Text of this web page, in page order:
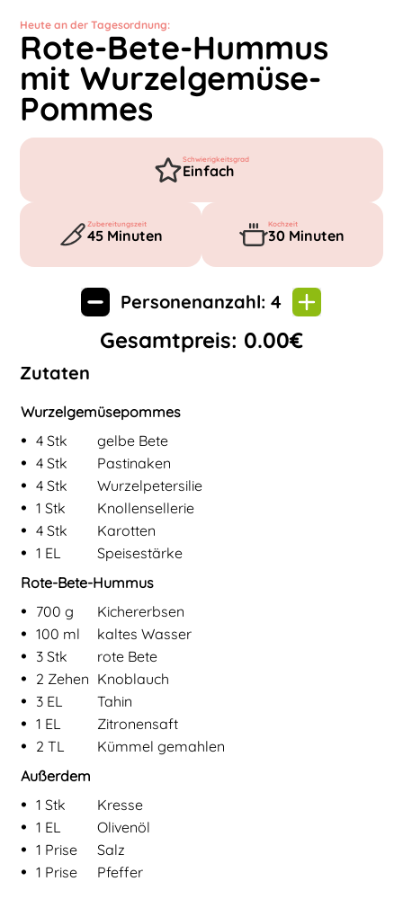
Heute an der Tagesordnung:
Rote-Bete-Hummus
mit Wurzelgemüse-
Pommes
Schwierigkeitsgrad
Einfach
Zubereitungszeit
45 Minuten
Kochzeit
30 Minuten
Personenanzahl:4
Gesamtpreis: 0.00€
Zutaten
Zutaten für Rote-Bete-Hummus mit Wurzelgemüse-
Wurzelgemüsepommes
• 4 Stk gelbe Bete
• 4 Stk Pastinaken
• 4 Stk Wurzelpetersilie
• 1 Stk Knollensellerie
• 4 Stk Karotten
• 1 EL
Speisestärke
Rote-Bete-Hummus
• 700 g Kichererbsen
• 100 ml kaltes Wasser
• 3 Stk rote Bete
• 2 Zehen Knoblauch
• 3 EL Tahin
• 1 EL Zitronensaft
• 2 TL
Kümmel gemahlen
Außerdem
• 1 Stk Kresse
• 1 EL Olivenöl
• 1 Prise Salz
• 1 Prise Pfeffer